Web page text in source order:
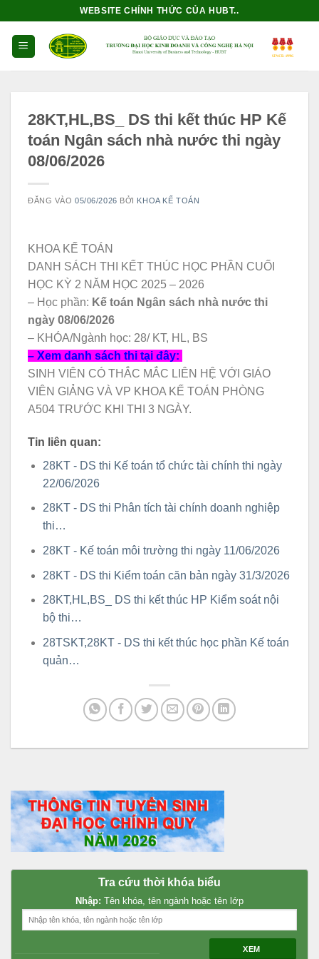
dung
WEBSITE CHÍNH THỨC CỦA HUBT..
28KT,HL,BS_ DS thi kết thúc HP Kế
toán Ngân sách nhà nước thi ngày
08/06/2026
ĐĂNG VÀO05/06/2026 BỞI KHOA KẾ TOÁN
KHOA KẾ TOÁN
DANH SÁCH THI KẾT THÚC HỌC PHẦN CUỐI
HỌC KỲ 2 NĂM HỌC 2025 – 2026
– Học phần: Kế toán Ngân sách nhà nước thi
ngày 08/06/2026
– KHÓA/Ngành học: 28/ KT, HL, BS
– Xem danh sách thi tại đây:
SINH VIÊN CÓ THẮC MẮC LIÊN HỆ VỚI GIÁO
VIÊN GIẢNG VÀ VP KHOA KẾ TOÁN PHÒNG
A504 TRƯỚC KHI THI 3 NGÀY.
Tin liên quan:
28KT - DS thi Kế toán tổ chức tài chính thi ngày
22/06/2026
28KT - DS thi Phân tích tài chính doanh nghiệp
thi…
28KT - Kế toán môi trường thi ngày 11/06/2026
28KT - DS thi Kiểm toán căn bản ngày 31/3/2026
28KT,HL,BS_ DS thi kết thúc HP Kiểm soát nội
bộ thi…
28TSKT,28KT - DS thi kết thúc học phần Kế toán
quản…
Tra cứu thời khóa biểu
Nhập: Tên khóa, tên ngành hoặc tên lớp
XEM